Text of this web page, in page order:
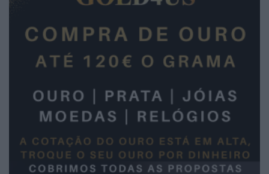
2026 Diário da Bairrada. Todos os direitos
reservados